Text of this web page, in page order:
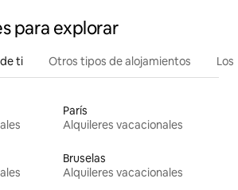
para explorar
ti Otros tipos de alojamientos
París
Alquileres vacacionales
Bruselas
Alquileres vacacionales